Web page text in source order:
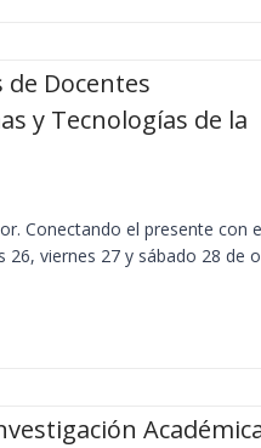
de Docentes
y Tecnologías de la
Conectando el presente con
26, viernes 27 y sábado 28 de